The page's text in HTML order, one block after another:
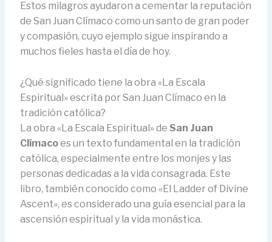
Estos milagros ayudaron a cementar la reputación
de San Juan Clímaco como un santo de gran poder
y compasión, cuyo ejemplo sigue inspirando a
muchos fieles hasta el día de hoy.
¿Qué significado tiene la obra «La Escala
Espiritual» escrita por San Juan Clímaco en la
tradición católica?
La obra «La Escala Espiritual» de San Juan
Clímacoes un texto fundamental en la tradición
católica, especialmente entre los monjes y las
personas dedicadas a la vida consagrada. Este
libro, también conocido como «El Ladder of Divine
Ascent», es considerado una guía esencial para la
ascensión espiritual y la vida monástica.